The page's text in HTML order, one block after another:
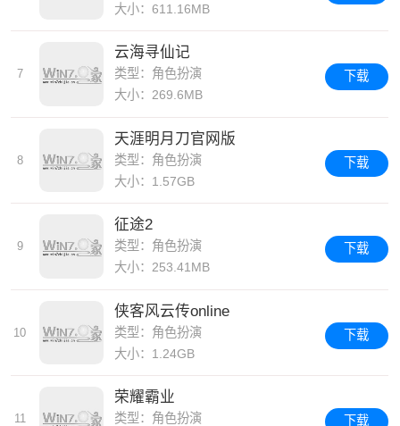
大小：611.16MB
7
云海寻仙记
类型：角色扮演
大小：269.6MB
下载
8
天涯明月刀官网版
类型：角色扮演
大小：1.57GB
下载
9
征途2
类型：角色扮演
大小：253.41MB
下载
10
侠客风云传online
类型：角色扮演
大小：1.24GB
下载
11
荣耀霸业
类型：角色扮演
下载